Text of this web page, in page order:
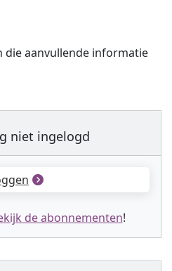
die aanvullende informatie
niet ingelogd
de abonnementen!